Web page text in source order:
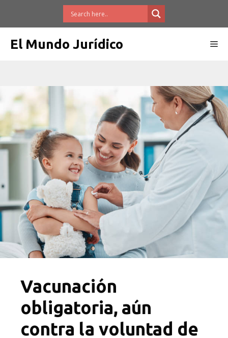
El Mundo Jurídico
Vacunación
obligatoria, aún
contra la voluntad de